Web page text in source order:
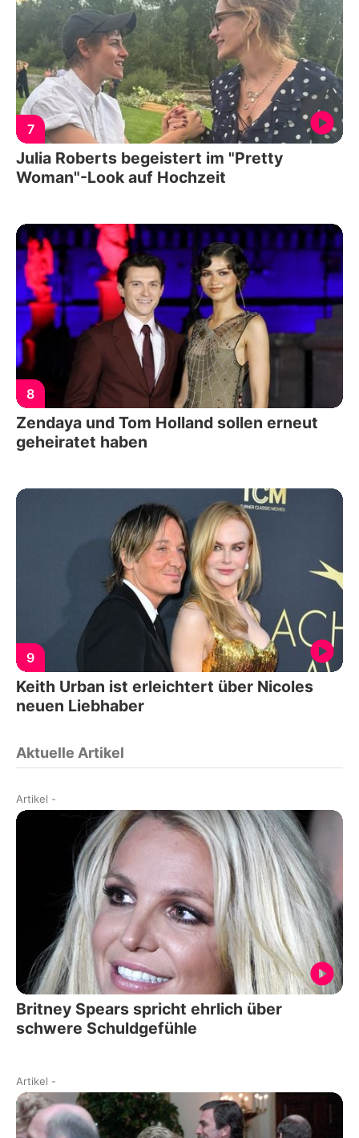
7
Julia Roberts begeistert im "Pretty
Woman"-Look auf Hochzeit
8
Zendaya und Tom Holland sollen erneut
geheiratet haben
9
Keith Urban ist erleichtert über Nicoles
neuen Liebhaber
Aktuelle Artikel
Artikel -
Britney Spears spricht ehrlich über
schwere Schuldgefühle
Artikel -